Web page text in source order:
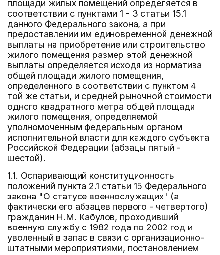
площади жилых помещений определяется в
соответствии с пунктами 1 - 3 статьи 15.1
данного Федерального закона, а при
предоставлении им единовременной денежной
выплаты на приобретение или строительство
жилого помещения размер этой денежной
выплаты определяется исходя из норматива
общей площади жилого помещения,
определенного в соответствии с пунктом 4
той же статьи, и средней рыночной стоимости
одного квадратного метра общей площади
жилого помещения, определяемой
уполномоченным федеральным органом
исполнительной власти для каждого субъекта
Российской Федерации (абзацы пятый -
шестой).
1.1. Оспаривающий конституционность
положений пункта 2.1 статьи 15 Федерального
закона "О статусе военнослужащих" (а
фактически его абзацев первого - четвертого)
гражданин Н.М. Кабулов, проходивший
военную службу с 1982 года по 2002 год и
уволенный в запас в связи с организационно-
штатными мероприятиями, постановлением